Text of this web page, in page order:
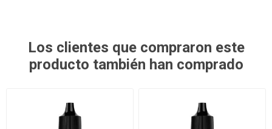
Los clientes que compraron este
producto también han comprado